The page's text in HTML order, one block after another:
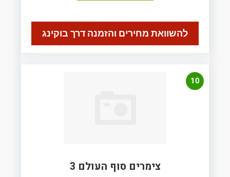
להשוואת מחירים והזמנה דרך בוקינג
10
צימרים סוף העולם 3